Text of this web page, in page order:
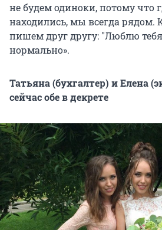
не будем одиноки, потому что
находились, мы всегда рядом.
пишем друг другу: "Люблю
нормально».
Татьяна (бухгалтер) и Елена
сейчас обе в декрете